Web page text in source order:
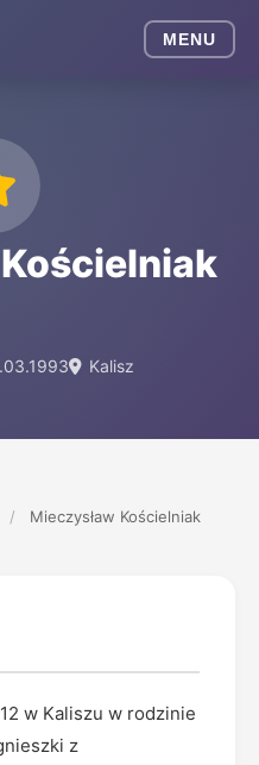
MENU
Kalisz
/ Mieczysław Kościelniak
w Kaliszu w rodzinie
z